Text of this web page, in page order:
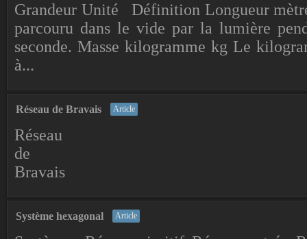
Grandeur Unité Définition Longueur
parcouru dans le vide par la lumière
seconde. Masse kilogramme kg Le
à...
Réseau de Bravais Article
Réseau
de
Bravais
Système hexagonal Article